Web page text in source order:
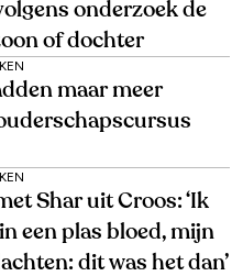
onderzoek de
of dochter
maar meer
Shar uit Croos: ‘Ik
een plas bloed, mijn
dit was het dan’